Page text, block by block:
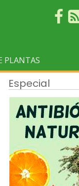
PLANTAS
Especial